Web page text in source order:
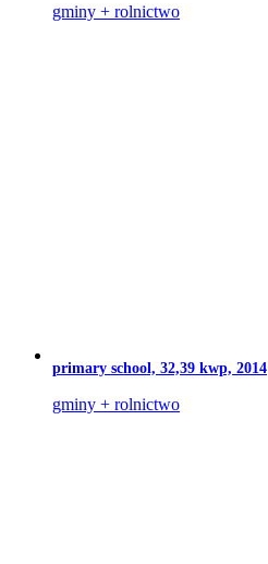
gminy + rolnictwo
primary school, 32,39 kwp, 2014
gminy + rolnictwo